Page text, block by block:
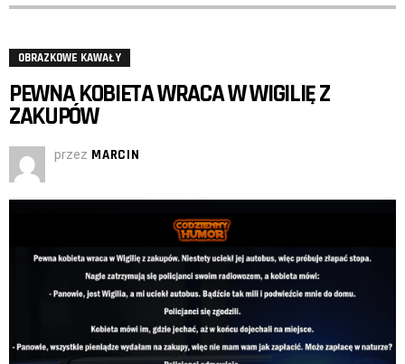
OBRAZKOWE KAWAŁY
PEWNA KOBIETA WRACA W WIGILIĘ Z
ZAKUPÓW
przez MARCIN